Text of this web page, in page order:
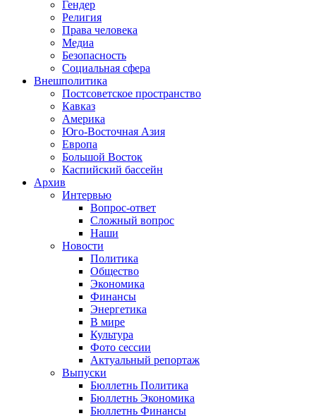
Гендер
Религия
Права человека
Медиа
Безопасность
Социальная сфера
Внешполитика
Постсоветское пространство
Кавказ
Америка
Юго-Восточная Азия
Европа
Большой Восток
Каспийский бассейн
Архив
Интервью
Вопрос-ответ
Сложный вопрос
Наши
Новости
Политика
Общество
Экономика
Финансы
Энергетика
В мире
Культура
Фото сессии
Актуальный репортаж
Выпуски
Бюллетнь Политика
Бюллетнь Экономика
Бюллетнь Финансы